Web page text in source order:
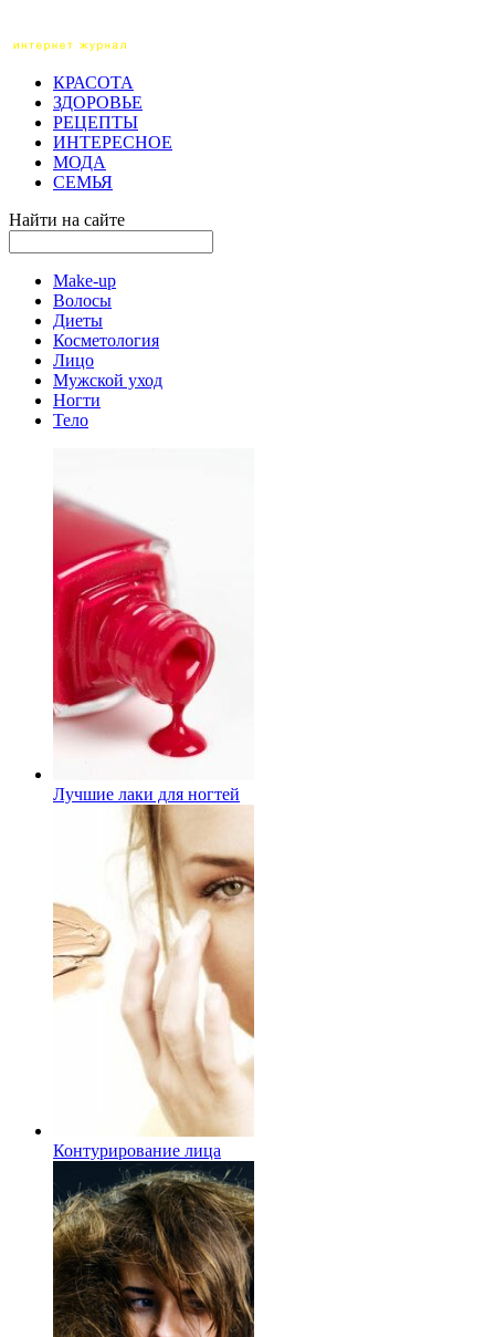
КРАСОТА
ЗДОРОВЬЕ
РЕЦЕПТЫ
ИНТЕРЕСНОЕ
МОДА
СЕМЬЯ
Найти на сайте
Make-up
Волосы
Диеты
Косметология
Лицо
Мужской уход
Ногти
Тело
Лучшие лаки для ногтей
Контурирование лица